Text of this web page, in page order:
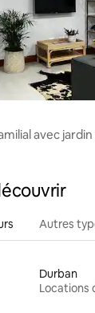
avec
Autres
Durban
Locations